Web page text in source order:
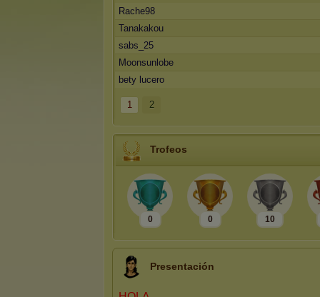
Rache98
Tanakakou
sabs_25
Moonsunlobe
bety lucero
1 2
Trofeos
0 0 10
Presentación